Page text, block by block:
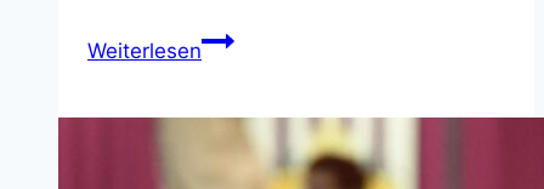
WeiterlesenPfarrbüro
geänderte